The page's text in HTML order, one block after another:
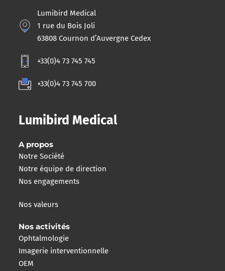
Lumibird Medical
1 rue du Bois Joli
63808 Cournon d’Auvergne Cedex
+33(0)4 73 745 745
+33(0)4 73 745 700
Lumibird Medical
A propos
Notre Société
Notre équipe de direction
Nos engagements
Nos valeurs
Nos activités
Ophtalmologie
Imagerie interventionnelle
OEM